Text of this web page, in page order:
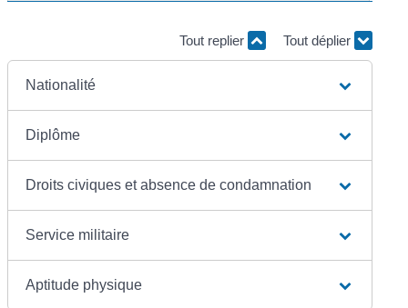
Tout replier Tout déplier
Nationalité
Diplôme
Droits civiques et absence de condamnation
Service militaire
Aptitude physique